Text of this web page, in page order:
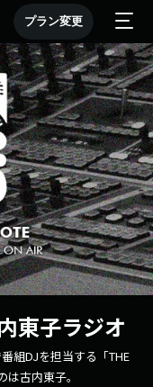
プラン変更
東子ラジオ
組DJを担当する「THE
古内東子。